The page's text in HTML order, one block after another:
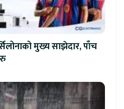
मुख्य साझेदार, पाँच